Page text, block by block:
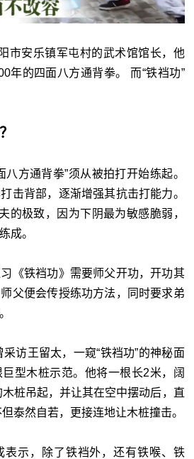
市安乐镇军屯村的武术馆馆长，他
年的四面八方通背拳。 而“铁裆功”
八方通背拳”须从被拍打开始练起。
击背部，逐渐增强其抗击打能力。
的极致，因为下阴最为敏感脆弱，
成。
《铁裆功》需要师父开功，开功其
父便会传授练功方法，同时要求弟
访王留太，一窥“铁裆功”的神秘面
型木桩示范。他将一根长2米，阔
桩吊起，并让其在空中摆动后，直
泰然自若，更接连地让木桩撞击。
表示，除了铁裆外，还有铁喉、铁